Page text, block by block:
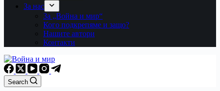
За нас
За „Война и мир“
Кого подкрепяме и защо?
Нашите автори
Контакти
Search